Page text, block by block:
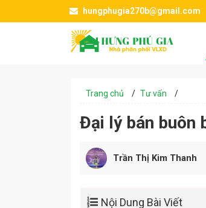
hungphugia270b@gmail.com
Trang chủ / Tư vấn /
Đại lý bán buôn
Trần Thị Kim Thanh
Nội Dung Bài Viết